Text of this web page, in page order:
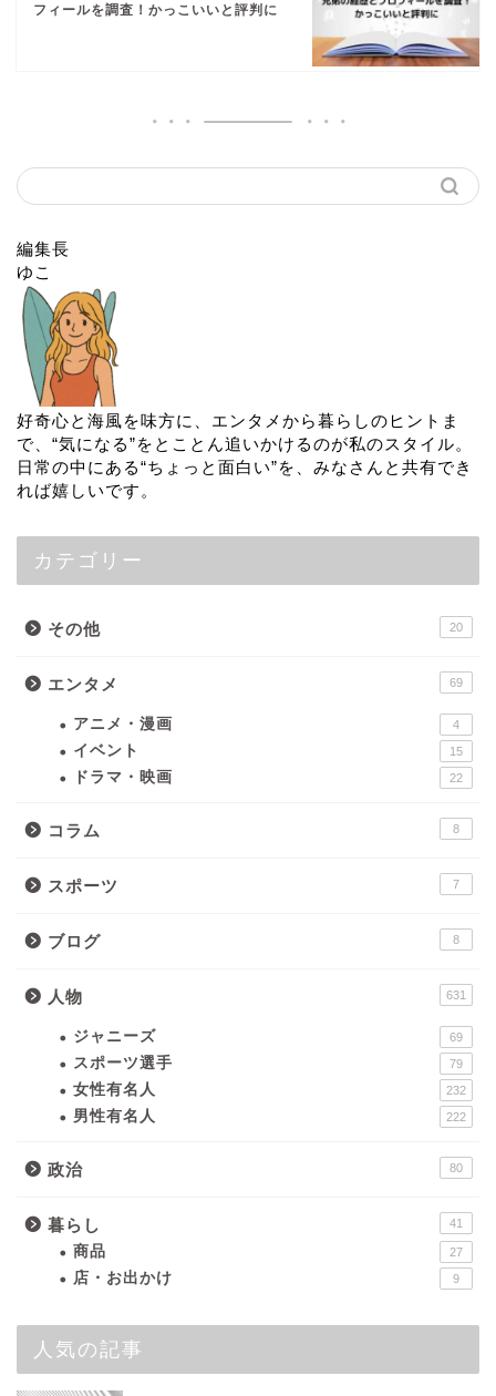
フィールを調査！かっこいいと評判に
編集長
ゆこ
好奇心と海風を味方に、エンタメから暮らしのヒントま
で、“気になる”をとことん追いかけるのが私のスタイル。
日常の中にある“ちょっと面白い”を、みなさんと共有でき
れば嬉しいです。
カテゴリー
その他 20
エンタメ 69
アニメ・漫画 4
イベント 15
ドラマ・映画 22
コラム 8
スポーツ 7
ブログ 8
人物 631
ジャニーズ 69
スポーツ選手 79
女性有名人 232
男性有名人 222
政治 80
暮らし 41
商品 27
店・お出かけ 9
人気の記事